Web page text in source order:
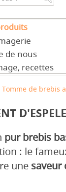
de nous
recettes
Tomme de brebis
pur brebis
: le
une saveur